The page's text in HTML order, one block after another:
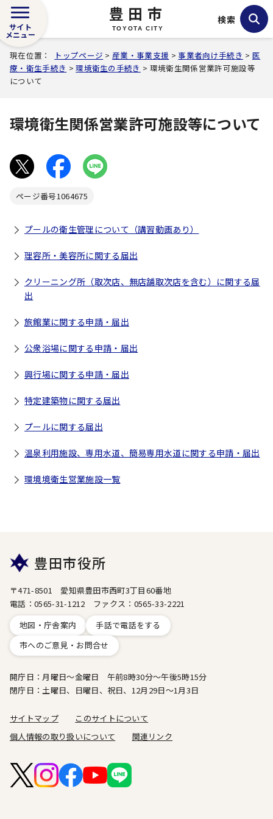
豊田市
TOYOTA CITY
サイト
メニュー
検索
現在位置： トップページ > 産業・事業支援 > 事業者向け手続き > 医
療・衛生手続き >環境衛生の手続き > 環境衛生関係営業許可施設等
について
環境衛生関係営業許可施設等について
ページ番号1064675
プールの衛生管理について（講習動画あり）
理容所・美容所に関する届出
クリーニング所（取次店、無店舗取次店を含む）に関する届
出
旅館業に関する申請・届出
公衆浴場に関する申請・届出
興行場に関する申請・届出
特定建築物に関する届出
プールに関する届出
温泉利用施設、専用水道、簡易専用水道に関する申請・届出
環境境衛生営業施設一覧
豊田市役所
〒471-8501 愛知県豊田市西町3丁目60番地
電話：0565-31-1212 ファクス：0565-33-2221
地図・庁舎案内
手話で電話をする
市へのご意見・お問合せ
開庁日：月曜日～金曜日 午前8時30分～午後5時15分
閉庁日：土曜日、日曜日、祝日、12月29日～1月3日
サイトマップ
このサイトについて
個人情報の取り扱いについて
関連リンク